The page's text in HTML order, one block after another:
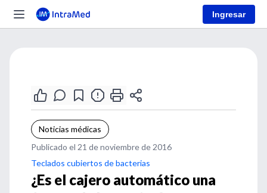
Ingresar
Noticias médicas
Publicado el 21 de noviembre de 2016
Teclados cubiertos de bacterias
¿Es el cajero automático una